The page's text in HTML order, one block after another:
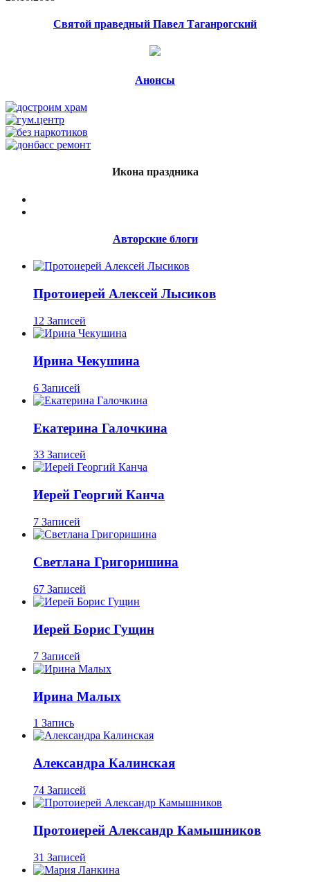
Святой праведный Павел Таганрогский
Анонсы
Икона праздника
Авторские блоги
Протоиерей Алексей Лысиков
12 Записей
Ирина Чекушина
6 Записей
Екатерина Галочкина
33 Записей
Иерей Георгий Канча
7 Записей
Светлана Григоришина
67 Записей
Иерей Борис Гущин
7 Записей
Ирина Малых
1 Запись
Александра Калинская
74 Записей
Протоиерей Александр Камышников
31 Записей